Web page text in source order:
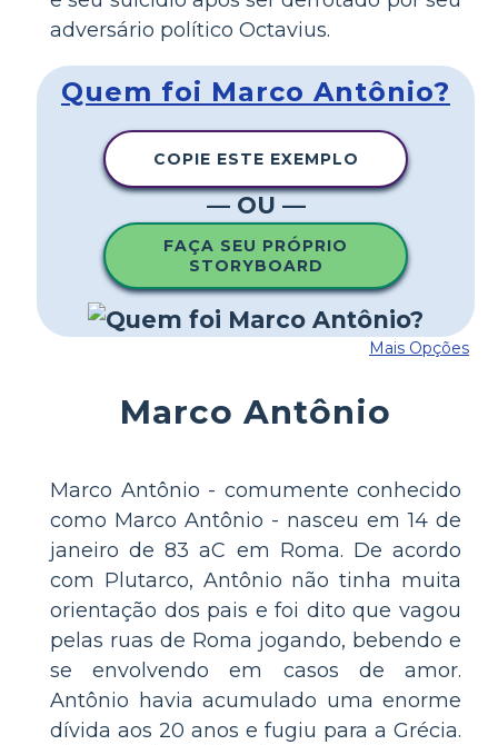
adversário político Octavius.
Quem foi Marco Antônio?
COPIE ESTE EXEMPLO
— OU —
FAÇA SEU PRÓPRIO
STORYBOARD
Mais Opções
Marco Antônio
Marco Antônio - comumente conhecido
como Marco Antônio - nasceu em 14 de
janeiro de 83 aC em Roma. De acordo
com Plutarco, Antônio não tinha muita
orientação dos pais e foi dito que vagou
pelas ruas de Roma jogando, bebendo e
se envolvendo em casos de amor.
Antônio havia acumulado uma enorme
dívida aos 20 anos e fugiu para a Grécia.